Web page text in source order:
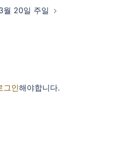
20일 주일
그인해야합니다.